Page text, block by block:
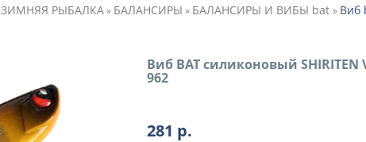
ЗИМНЯЯ РЫБАЛКА» БАЛАНСИРЫ » БАЛАНСИРЫ И ВИБЫ bat » Виб
Виб BAT силиконовый SHIRITEN
962
281 р.